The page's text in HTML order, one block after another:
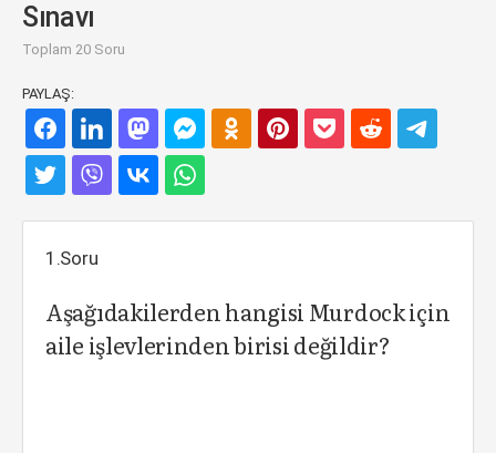
Sınavı
Toplam 20 Soru
PAYLAŞ:
1.Soru
Aşağıdakilerden hangisi Murdock için
aile işlevlerinden birisi değildir?